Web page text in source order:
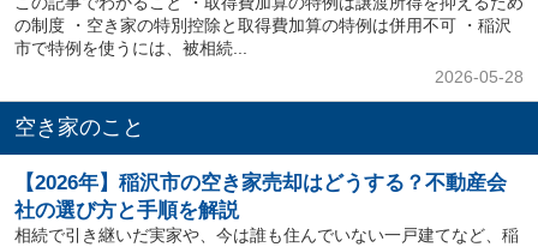
の制度 ・空き家の特別控除と取得費加算の特例は併用不可 ・稲沢
市で特例を使うには、被相続...
2026-05-28
空き家のこと
【2026年】稲沢市の空き家売却はどうする？不動産会
社の選び方と手順を解説
相続で引き継いだ実家や、今は誰も住んでいない一戸建てなど、稲